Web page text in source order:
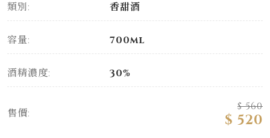
類別: 香甜酒
容量: 700ml
酒精濃度: 30%
售價:
$ 560
$ 520